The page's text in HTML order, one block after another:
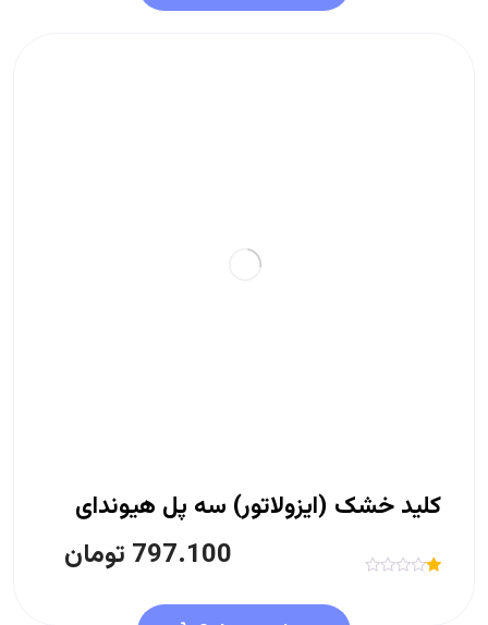
کلید خشک (ایزولاتور) سه پل هیوندای
797.100 تومان